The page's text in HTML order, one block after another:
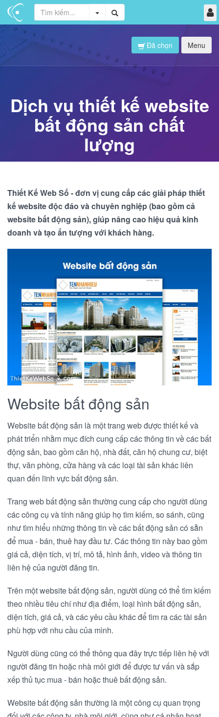
Menu
Đã chọn
Dịch vụ thiết kế website
bất động sản chất
lượng
Thiết Kế Web Số - đơn vị cung cấp các giải pháp thiết
kế website độc đáo và chuyên nghiệp (bao gồm cả
website bất động sản), giúp nâng cao hiệu quả kinh
doanh và tạo ấn tượng với khách hàng.
Website bất động sản
Website bất động sản là một trang web được thiết kế và
phát triển nhằm mục đích cung cấp các thông tin về các bất
động sản, bao gồm căn hộ, nhà đất, căn hộ chung cư, biệt
thự, văn phòng, cửa hàng và các loại tài sản khác liên
quan đến lĩnh vực bất động sản.
Trang web bất động sản thường cung cấp cho người dùng
các công cụ và tính năng giúp họ tìm kiếm, so sánh, cũng
như tìm hiểu những thông tin về các bất động sản có sẵn
để mua - bán, thuê hay đầu tư. Các thông tin này bao gồm
giá cả, diện tích, vị trí, mô tả, hình ảnh, video và thông tin
liên hệ của người đăng tin.
Trên một website bất động sản, người dùng có thể tìm kiếm
theo nhiều tiêu chí như địa điểm, loại hình bất động sản,
diện tích, giá cả, và các yêu cầu khác để tìm ra các tài sản
phù hợp với nhu cầu của mình.
Người dùng cũng có thể thông qua đây trực tiếp liên hệ với
người đăng tin hoặc nhà môi giới để được tư vấn và sắp
xếp thủ tục mua - bán hoặc thuê bất động sản.
Website bất động sản thường là một công cụ quan trọng